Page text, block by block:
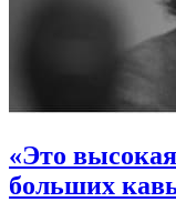
«Это
больших